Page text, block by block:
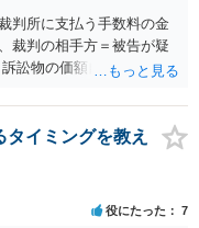
判所に支払う手数料の金
裁判の相手方＝被告が疑
訟物の価額自体が裁判の
。
イミングを教え
役にたった 7